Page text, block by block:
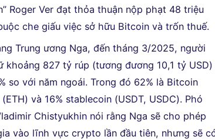
Roger Ver đạt thỏa thuận nộp phạt 48 triệu
che giấu việc sở hữu Bitcoin và trốn thuế.
Trung ương Nga, đến tháng 3/2025, người
khoảng 827 tỷ rúp (tương đương 10,1 tỷ USD)
so với năm ngoái. Trong đó 62% là Bitcoin
và 16% stablecoin (USDT, USDC). Phó
Chistyukhin nói rằng Nga sẽ cho phép
vào lĩnh vực crypto lần đầu tiên, nhưng sẽ